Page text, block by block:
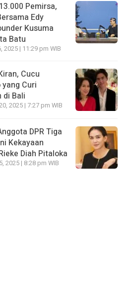
Pemirsa,
Edy
Kusuma
Batu
2025 | 11:29 pm WIB
Cucu
Curi
di Bali
2025 | 7:27 pm WIB
DPR Tiga
Kekayaan
Diah Pitaloka
2025 | 8:28 pm WIB